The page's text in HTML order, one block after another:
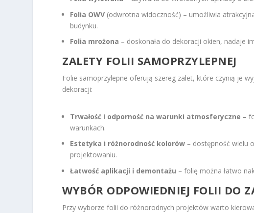
Folia OWV (odwrotna widoczność) – umożliwia
budynku.
Folia mrożona – doskonała do dekoracji okien, nadaje
ZALETY FOLII SAMOPRZYLEPNEJ
Folie samoprzylepne oferują szereg zalet, które czynią je
dekoracji:
Trwałość i odporność na warunki atmosferyczne –
warunkach.
Estetyka i różnorodność kolorów – dostępność wielu
projektowaniu.
Łatwość aplikacji i demontażu – folię można łatwo
WYBÓR ODPOWIEDNIEJ FOLII DO
Przy wyborze folii do różnorodnych projektów warto